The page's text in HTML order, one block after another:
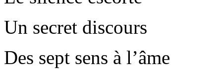
Un secret discours
Des sept sens à l’âme